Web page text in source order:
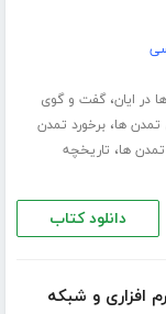
در ایان،گفت و گوی
تمدن ها،برخورد تمدن
ها، تاریخچه
دانلود کتاب
افزاری و شبکه